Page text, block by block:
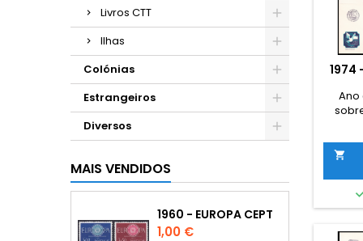
Livros CTT
Ilhas
Colónias
Estrangeiros
Diversos
MAIS VENDIDOS
1960 - EUROPA CEPT
Preço
1,00 €
1974
Ano
